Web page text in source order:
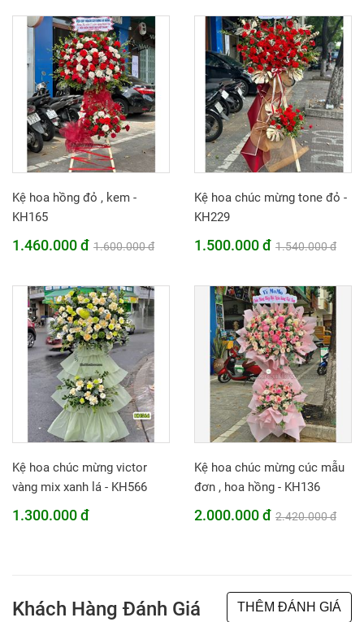
Kệ hoa hồng đỏ , kem -
KH165
1.460.000 đ 1.600.000 đ
Kệ hoa chúc mừng tone đỏ -
KH229
1.500.000 đ 1.540.000 đ
Kệ hoa chúc mừng victor
vàng mix xanh lá - KH566
1.300.000 đ
Kệ hoa chúc mừng cúc mẫu
đơn , hoa hồng - KH136
2.000.000 đ 2.420.000 đ
Khách Hàng Đánh Giá THÊM ĐÁNH GIÁ